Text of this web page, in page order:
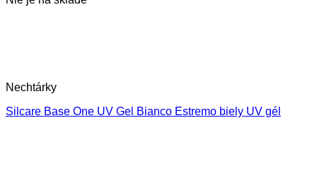
Nechtárky
Silcare Base One UV Gel Bianco Estremo biely UV gél